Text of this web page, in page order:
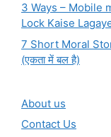
3 Ways – Mobile
Lock Kaise
7 Short Moral
(एकता में बल है)
About us
Contact Us